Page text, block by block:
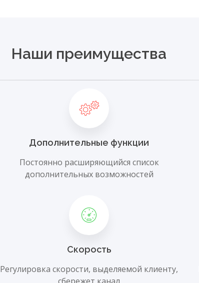
Наши преимущества
Дополнительные функции
Постоянно расширяющийся список
дополнительных возможностей
Скорость
Регулировка скорости, выделяемой клиенту,